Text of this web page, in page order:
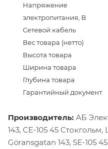
Напряжение
электропитания, В
Сетевой кабель
Вес товара (нетто)
Высота товара
Ширина товара
Глубина товара
Гарантийный документ
Производитель: АБ
143, СЕ-105 45
Göransgatan 143, SE-105